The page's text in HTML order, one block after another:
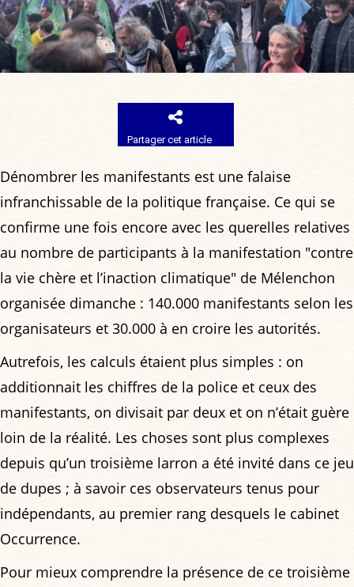
Partager cet article
Dénombrer les manifestants est une falaise
infranchissable de la politique française. Ce qui se
confirme une fois encore avec les querelles relatives
au nombre de participants à la manifestation "contre
la vie chère et l’inaction climatique" de Mélenchon
organisée dimanche : 140.000 manifestants selon les
organisateurs et 30.000 à en croire les autorités.
Autrefois, les calculs étaient plus simples : on
additionnait les chiffres de la police et ceux des
manifestants, on divisait par deux et on n’était guère
loin de la réalité. Les choses sont plus complexes
depuis qu’un troisième larron a été invité dans ce jeu
de dupes ; à savoir ces observateurs tenus pour
indépendants, au premier rang desquels le cabinet
Occurrence.
Pour mieux comprendre la présence de ce troisième